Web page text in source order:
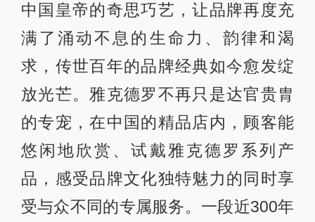
中国皇帝的奇思巧艺，让品牌再度充
满了涌动不息的生命力、韵律和渴
求，传世百年的品牌经典如今愈发绽
放光芒。雅克德罗不再只是达官贵胄
的专宠，在中国的精品店内，顾客能
悠闲地欣赏、试戴雅克德罗系列产
品，感受品牌文化独特魅力的同时享
受与众不同的专属服务。一段近300年